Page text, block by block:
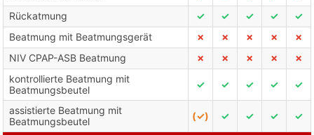
Rückatmung
✓ ✓ ✓ ✓
✓
Beatmung mit Beatmungsgerät
✗ ✗ ✗ ✗
✗
NIV CPAP-ASB Beatmung
✗ ✗ ✗ ✗
✗
kontrollierte Beatmung mit
Beatmungsbeutel
✓ ✓ ✓ ✓ ✓
assistierte Beatmung mit
Beatmungsbeutel
(✓) ✓ ✓ ✓ ✓